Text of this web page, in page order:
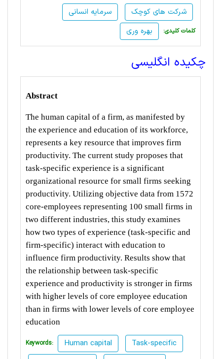
سرمایه انسانی
شرکت های کوچک
بهره وری
:کلمات کلیدی
چکیده انگلیسی
Abstract
The human capital of a firm, as manifested by
the experience and education of its workforce,
represents a key resource that improves firm
productivity. The current study proposes that
task-specific experience is a significant
organizational resource for small firms seeking
productivity. Utilizing objective data from 1572
core-employees representing 100 small firms in
two different industries, this study examines
how two types of experience (task-specific and
firm-specific) interact with education to
influence firm productivity. Results show that
the relationship between task-specific
experience and productivity is stronger in firms
with higher levels of core employee education
than in firms with lower levels of core employee
education
Keywords: Human capital
Task-specific